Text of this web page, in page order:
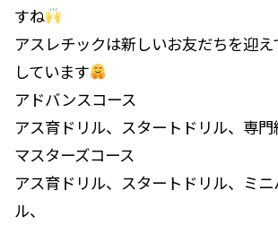
すね
アスレチックは新しいお友だちを迎
しています
アドバンスコース
アス育ドリル、スタートドリル、専門
マスターズコース
アス育ドリル、スタートドリル、ミニ
ル、